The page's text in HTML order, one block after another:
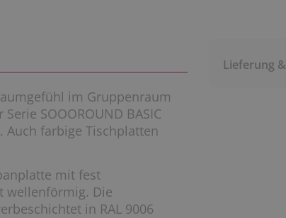
im Gruppenraum
SOOOROUND BASIC
farbige Tischplatten
mit fest
wellenförmig. Die
in RAL 9006
Lieferung